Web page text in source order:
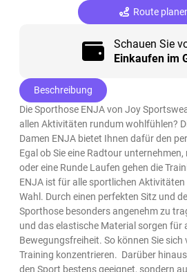
Route
Schauen Sie
Einkaufen im
Beschreibung
Die Sporthose ENJA von Joy
allen Aktivitäten rundum wohlfühlen?
Damen ENJA bietet Ihnen dafür den
Egal ob Sie eine Radtour
oder eine Runde Laufen gehen die
ENJA ist für alle sportlichen Aktivitäten
Wahl. Durch einen perfekten Sitz und
Sporthose besonders angenehm zu
und das elastische Material sorgen für
Bewegungsfreiheit. So können Sie
Training konzentrieren. Darüber
den Sport bestens geeignet, sondern